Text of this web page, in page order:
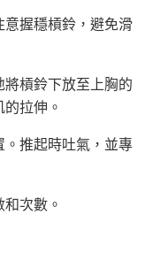
握穩槓鈴，避免滑
槓鈴下放至上胸的
拉伸。
推起時吐氣，並專
次數。